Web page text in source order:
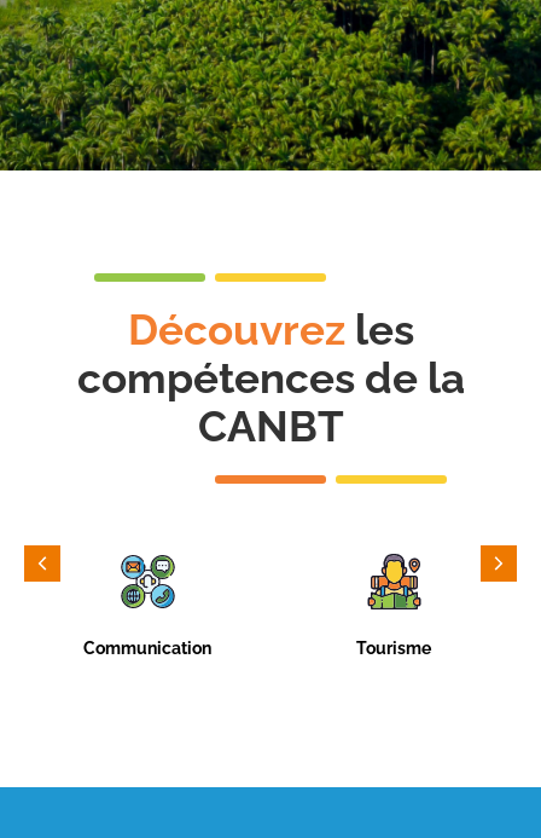
Découvrezles
compétences de la
CANBT
Communication Tourisme